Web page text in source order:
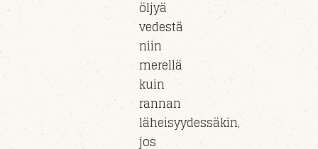
öljyä
vedestä
niin
merellä
kuin
rannan
läheisyydessäkin,
jos